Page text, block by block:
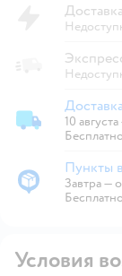
Доставка со склада
10 августа
Пункты выдачи
Пункты
Завтра—
Условия